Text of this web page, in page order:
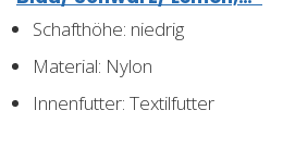
Schafthöhe: niedrig
Material: Nylon
Innenfutter: Textilfutter